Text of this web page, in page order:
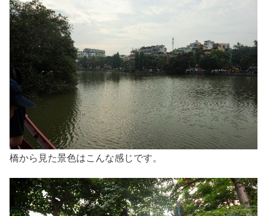
橋から見た景色はこんな感じです。